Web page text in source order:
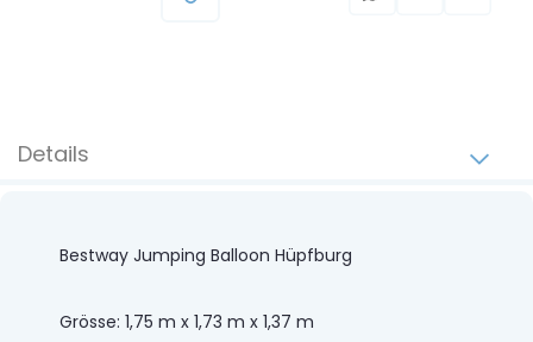
Details
Bestway Jumping Balloon Hüpfburg
Grösse: 1,75 m x 1,73 m x 1,37 m